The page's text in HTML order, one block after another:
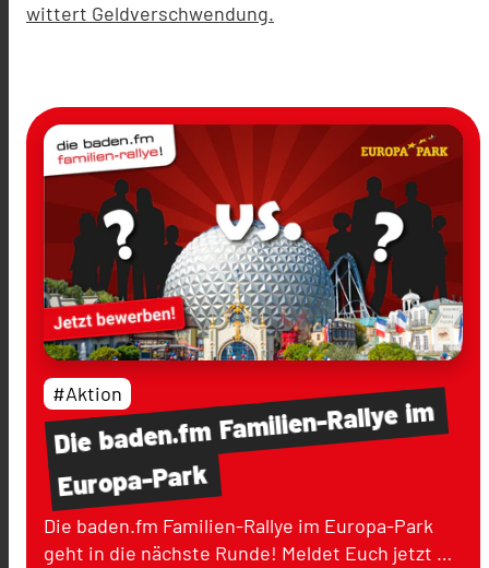
wittert Geldverschwendung.
Diebaden.fmFamilien-Rallyeim
Europa-Park
#Aktion
Die baden.fm Familien-Rallye im Europa-Park
geht in die nächste Runde! Meldet Euch jetzt …